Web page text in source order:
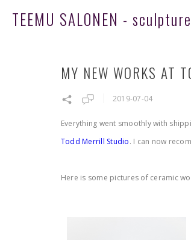
TEEMU SALONEN -
MY NEW WORKS AT
2019-07-04
Everything went smoothly with
Todd Merrill Studio. I can now
Here is some pictures of ceramic